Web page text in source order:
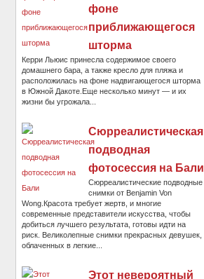
фоне
приближающегося
шторма
Керри Льюис принесла содержимое своего
домашнего бара, а также кресло для пляжа и
расположилась на фоне надвигающегося шторма
в Южной Дакоте.Еще несколько минут — и их
жизни бы угрожала...
Сюрреалистическая
подводная
фотосессия на Бали
Сюрреалистические подводные
снимки от Benjamin Von
Wong.Красота требует жертв, и многие
современные представители искусства, чтобы
добиться лучшего результата, готовы идти на
риск. Великолепные снимки прекрасных девушек,
облаченных в легкие...
Этот невероятный